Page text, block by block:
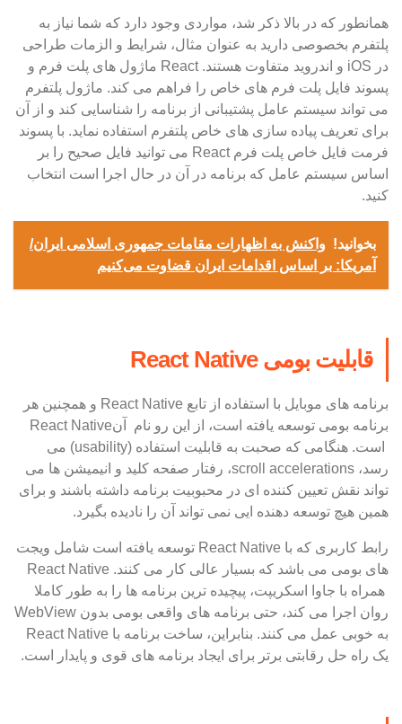
همانطور که در بالا ذکر شد، مواردی وجود دارد که شما نیاز به
پلتفرم بخصوصی دارید به عنوان مثال، شرایط و الزمات طراحی
در iOS و اندروید متفاوت هستند. React ماژول های پلت فرم و
پسوند فایل پلت فرم های خاص را فراهم می کند. ماژول پلتفرم
می تواند سیستم عامل پشتیبانی از برنامه را شناسایی کند و از آن
برای تعریف پیاده سازی های خاص پلتفرم استفاده نماید. با پسوند
فرمت فایل خاص پلت فرم React می توانید فایل صحیح را بر
اساس سیستم عامل که برنامه در آن در حال اجرا است انتخاب
کنید.
بخوانید! واکنش به اظهارات مقامات جمهوری اسلامی ایران/
آمریکا: بر اساس اقدامات ایران قضاوت می‌کنیم
قابلیت بومی React Native
برنامه های موبایل با استفاده از تابع React Native و همچنین هر
برنامه بومی توسعه یافته است، از این رو نام آنReact Native
است. هنگامی که صحبت به قابلیت استفاده (usability) می
رسد، scroll accelerations، رفتار صفحه کلید و انیمیشن ها می
تواند نقش تعیین کننده ای در محبوبیت برنامه داشته باشند و برای
همین هیچ توسعه دهنده ایی نمی تواند آن را نادیده بگیرد.
رابط کاربری که با React Native توسعه یافته است شامل ویجت
های بومی می باشد که بسیار عالی کار می کنند. React Native
همراه با جاوا اسکریپت، پیچیده ترین برنامه ها را به طور کاملا
روان اجرا می کند، حتی برنامه های واقعی بومی بدون WebView
به خوبی عمل می کنند. بنابراین، ساخت برنامه با React Native
یک راه حل رقابتی برتر برای ایجاد برنامه های قوی و پایدار است.